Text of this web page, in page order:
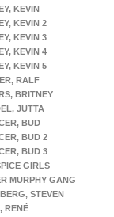
KEVIN
KEVIN 2
KEVIN 3
KEVIN 4
KEVIN 5
RALF
BRITNEY
JUTTA
BUD
BUD 2
BUD 3
GIRLS
MURPHY GANG
STEVEN
RENÉ